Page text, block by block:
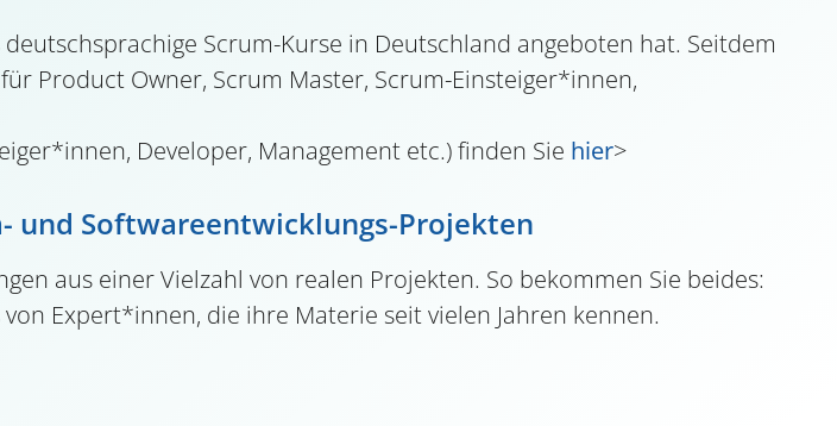
Scrum-Kurse in Deutschland angeboten hat. Seitdem
Product Owner, Scrum Master, Scrum-Einsteiger*innen,
Developer, Management etc.) finden Sie hier>
und Softwareentwicklungs-Projekten
aus einer Vielzahl von realen Projekten. So bekommen Sie beides:
Expert*innen, die ihre Materie seit vielen Jahren kennen.